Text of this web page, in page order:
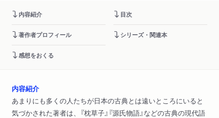
内容紹介 目次
著作者プロフィール シリーズ・関連本
感想をおくる
内容紹介
あまりにも多くの人たちが日本の古典とは遠いところにいると
気づかされた著者は、『枕草子』『源氏物語』などの古典の現代語